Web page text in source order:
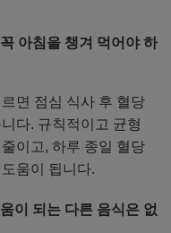
아침을 챙겨 먹어야 하
면 점심 식사 후 혈당
다. 규칙적이고 균형
이고, 하루 종일 혈당
움이 됩니다.
이 되는 다른 음식은 없